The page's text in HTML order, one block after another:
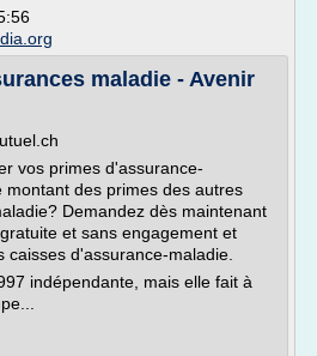
maladie - Avenir
vos primes d'assurance-
montant des primes des autres
Demandez dès maintenant
et sans engagement et
caisses d'assurance-maladie.
indépendante, mais elle fait à